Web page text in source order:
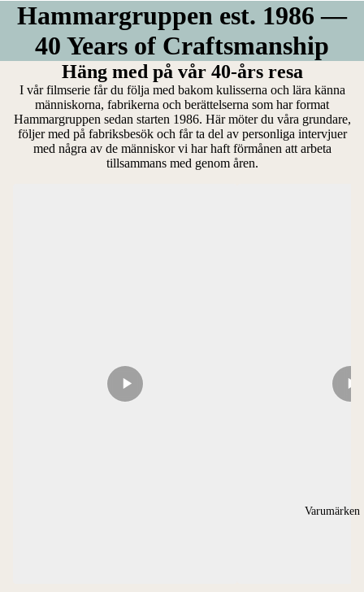
Varumärken
Hammargruppen est. 1986 —
40 Years of Craftsmanship
Häng med på vår 40-års resa
I vår filmserie får du följa med bakom kulisserna och lära känna
människorna, fabrikerna och berättelserna som har format
Hammargruppen sedan starten 1986. Här möter du våra grundare,
följer med på fabriksbesök och får ta del av personliga intervjuer
med några av de människor vi har haft förmånen att arbeta
tillsammans med genom åren.